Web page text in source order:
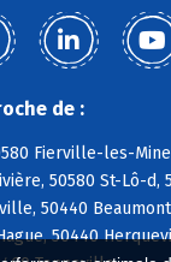
de :
Fierville-les-
50580 St-Lô-
50440
50440